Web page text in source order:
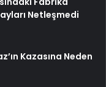
Netleşmedi
Kazasına Neden